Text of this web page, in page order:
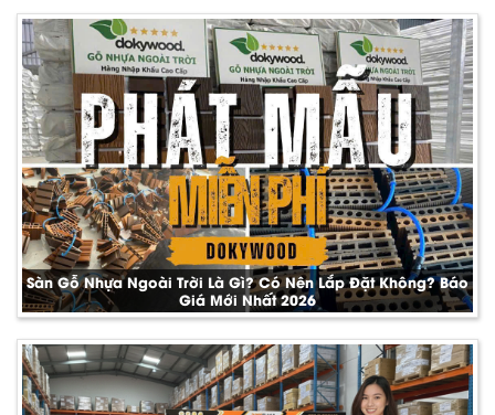
Sàn Gỗ Nhựa Ngoài Trời Là Gì? Có Nên Lắp Đặt Không? Báo
Giá Mới Nhất 2026